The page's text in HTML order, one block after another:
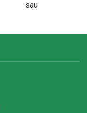
sau